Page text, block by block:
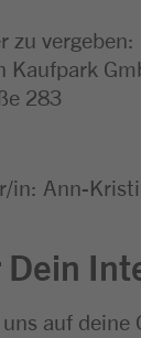
zu vergeben:
Kaufpark
283
in: Ann-
auf